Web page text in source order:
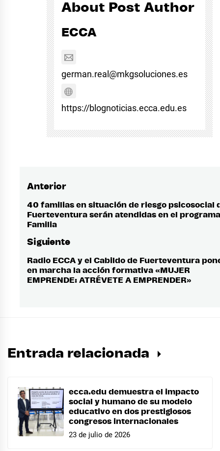
About Post Author
ECCA
german.real@mkgsoluciones.es
https://blognoticias.ecca.edu.es
Navegación
de
entradas
Anterior
Entrada
anterior:
40 familias en situación de riesgo psicosocial
Fuerteventura serán atendidas en el programa
Familia
Siguiente
Entrada
siguiente:
Radio ECCA y el Cabildo de Fuerteventura
en marcha la acción formativa «MUJER
EMPRENDE: ATRÉVETE A EMPRENDER»
Entrada relacionada
ecca.edu demuestra el impacto
social y humano de su modelo
educativo en dos prestigiosos
congresos internacionales
23 de julio de 2026